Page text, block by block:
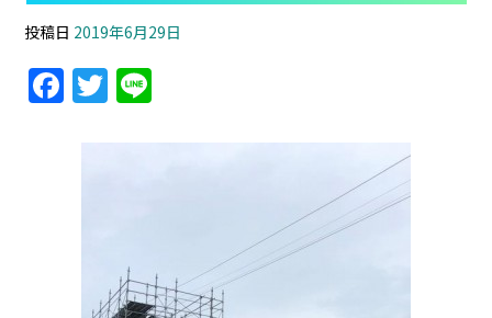
投稿日 2019年6月29日
F
a
c
T
w
itte